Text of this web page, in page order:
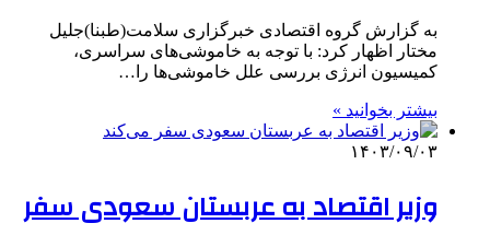
به گزارش گروه اقتصادی خبرگزاری سلامت(طبنا)جلیل
مختار اظهار کرد: با توجه به خاموشی‌های سراسری،
کمیسیون انرژی بررسی علل خاموشی‌ها را…
بیشتر بخوانید »
۱۴۰۳/۰۹/۰۳
وزیر اقتصاد به عربستان سعودی سفر